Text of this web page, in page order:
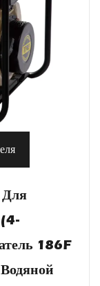
186F